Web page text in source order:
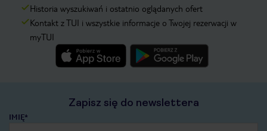
Historia wyszukiwań i ostatnio oglądanych ofert
Kontakt z TUI i wszystkie informacje o Twojej rezerwacji w
myTUI
Zapisz się do newslettera
IMIĘ*